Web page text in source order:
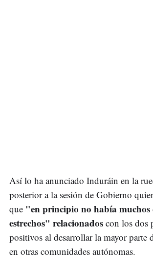
Así lo ha anunciado Induráin en la
posterior a la sesión de Gobierno
que "en principio no había muchos
estrechos" relacionados con los dos
positivos al desarrollar la mayor parte
en otras comunidades autónomas.